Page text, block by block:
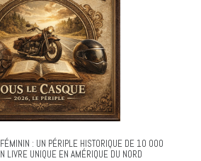
: UN PÉRIPLE HISTORIQUE DE 10 000
LIVRE UNIQUE EN AMÉRIQUE DU NORD